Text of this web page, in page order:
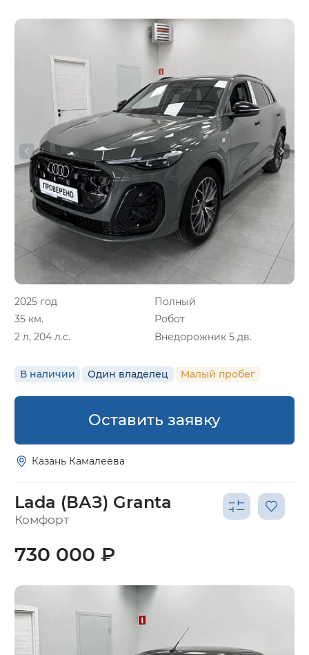
2025 год
Полный
35 км.
Робот
2 л, 204 л.с.
Внедорожник 5 дв.
В наличии Один владелец Малый пробег
Оставить заявку
Казань Камалеева
Lada (ВАЗ) Granta
Комфорт
730 000 ₽